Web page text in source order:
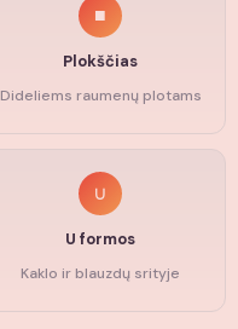
■
Plokščias
Dideliems raumenų plotams
∪
U formos
Kaklo ir blauzdų srityje